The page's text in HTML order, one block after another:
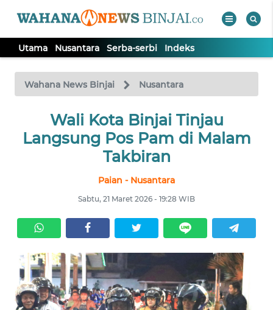
Utama Nusantara Serba-serbi Indeks
Wahana News Binjai Nusantara
Wali Kota Binjai Tinjau
Langsung Pos Pam di Malam
Takbiran
Paian - Nusantara
Sabtu, 21 Maret 2026 - 19:28 WIB
TV
Tutup
Informasi
INDEKS
BERITA
KONTAK